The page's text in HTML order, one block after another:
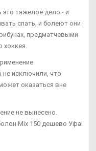
тяжелое дело - и
спать, и болеют они
предматчевыми
исключили, что
оказаться вне
не вынесено.
Mix 150 дешево Уфа!